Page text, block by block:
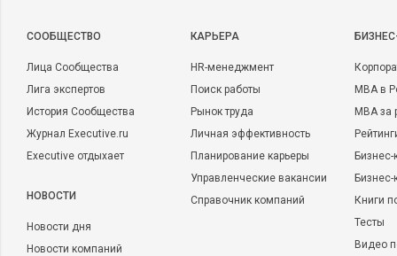
CООБЩЕСТВО
Лица Сообщества
Лига экспертов
История Сообщества
Журнал Executive.ru
Executive отдыхает
НОВОСТИ
Новости дня
Новости компаний
КАРЬЕРА
HR-менеджмент
Поиск работы
Рынок труда
Личная эффективность
Планирование карьеры
Управленческие вакансии
Справочник компаний
MBA в
MBA
Бизнес-
Книги
Тесты
Видео